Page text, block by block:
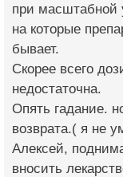
при масштабной
на которые
бывает.
Скорее всего
недостаточна.
Опять гадание.
возврата.( я не
Алексей,
вносить